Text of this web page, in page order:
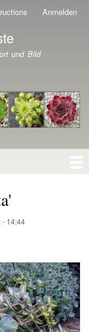
Anmelden
und Bild
- 14:44